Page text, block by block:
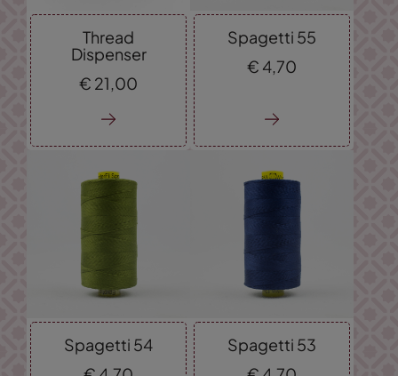
Thread
Dispenser
€ 21,00
Spagetti 55
€ 4,70
Spagetti 54
Spagetti 53